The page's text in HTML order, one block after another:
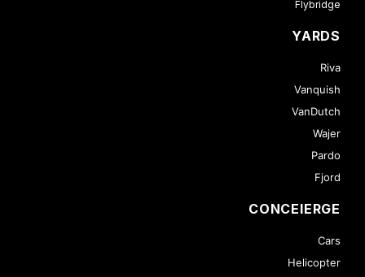
Flybridge
YARDS
Riva
Vanquish
VanDutch
Wajer
Pardo
Fjord
CONCEIERGE
Cars
Helicopter